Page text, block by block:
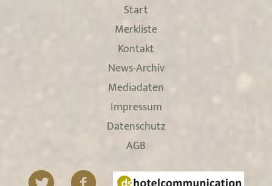
Start
Merkliste
Kontakt
News-Archiv
Mediadaten
Impressum
Datenschutz
AGB